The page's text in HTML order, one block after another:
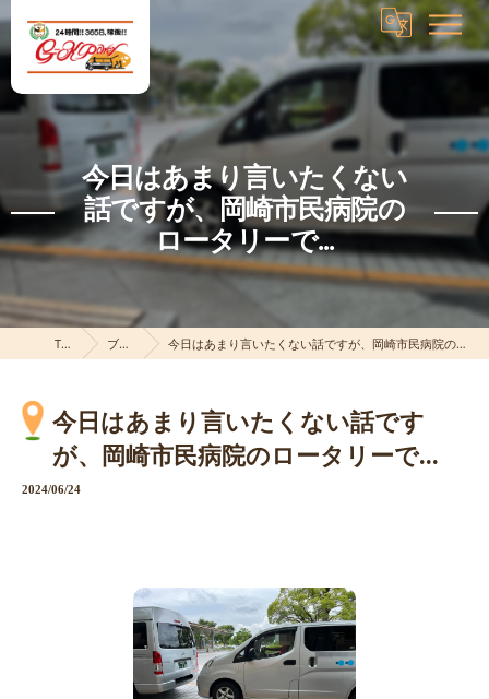
今日はあまり言いたくない
話ですが、岡崎市民病院の
ロータリーで...
TOP ブログ 今日はあまり言いたくない話ですが、岡崎市民病院のロータリーで...
今日はあまり言いたくない話です
が、岡崎市民病院のロータリーで...
2024/06/24